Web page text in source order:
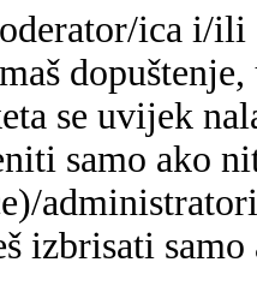
ica i/
se uvijek
samo ako
izbrisati